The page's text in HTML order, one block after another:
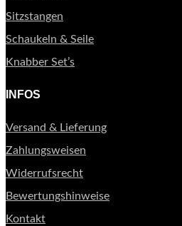
Sitzstangen
Schaukeln & Seile
Knabber Set’s
INFOS
Versand & Lieferung
Zahlungsweisen
Widerrufsrecht
Bewertungshinweise
Kontakt